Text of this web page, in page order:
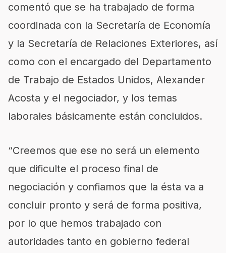
comentó que se ha trabajado de forma
coordinada con la Secretaría de Economía
y la Secretaría de Relaciones Exteriores, así
como con el encargado del Departamento
de Trabajo de Estados Unidos, Alexander
Acosta y el negociador, y los temas
laborales básicamente están concluidos.
“Creemos que ese no será un elemento
que dificulte el proceso final de
negociación y confiamos que la ésta va a
concluir pronto y será de forma positiva,
por lo que hemos trabajado con
autoridades tanto en gobierno federal